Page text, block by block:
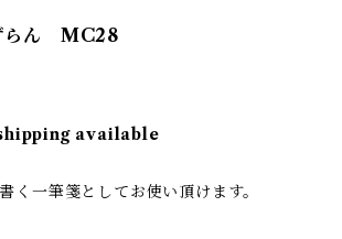
らん MC28
available
く一筆箋としてお使い頂けます。